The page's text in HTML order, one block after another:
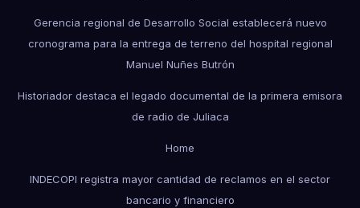
Gerencia regional de Desarrollo Social establecerá nuevo
cronograma para la entrega de terreno del hospital regional
Manuel Nuñes Butrón
Historiador destaca el legado documental de la primera emisora
de radio de Juliaca
Home
INDECOPI registra mayor cantidad de reclamos en el sector
bancario y financiero